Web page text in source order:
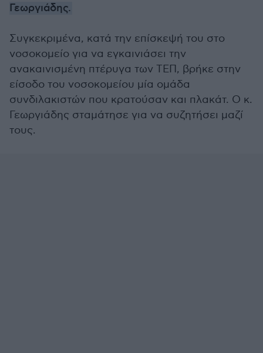
Γεωργιάδης.
Συγκεκριμένα, κατά την επίσκεψή του στο
νοσοκομείο για να εγκαινιάσει την
ανακαινισμένη πτέρυγα των ΤΕΠ, βρήκε στην
είσοδο του νοσοκομείου μία ομάδα
συνδιλακιστών που κρατούσαν και πλακάτ. Ο κ.
Γεωργιάδης σταμάτησε για να συζητήσει μαζί
τους.